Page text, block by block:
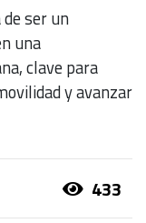
ser un
una
clave para
y avanzar
433